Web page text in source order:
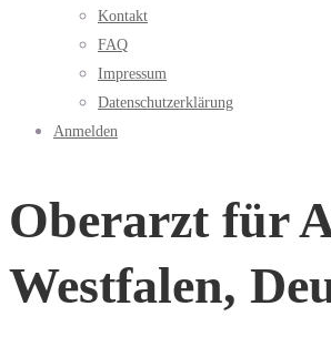
Kontakt
FAQ
Impressum
Datenschutzerklärung
Anmelden
Oberarzt für
Westfalen,